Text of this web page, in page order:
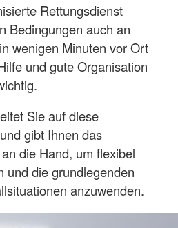
Rettungsdienst
Bedingungen auch an
wenigen Minuten vor Ort
und gute Organisation
Sie auf diese
gibt Ihnen das
die Hand, um flexibel
und die grundlegenden
anzuwenden.